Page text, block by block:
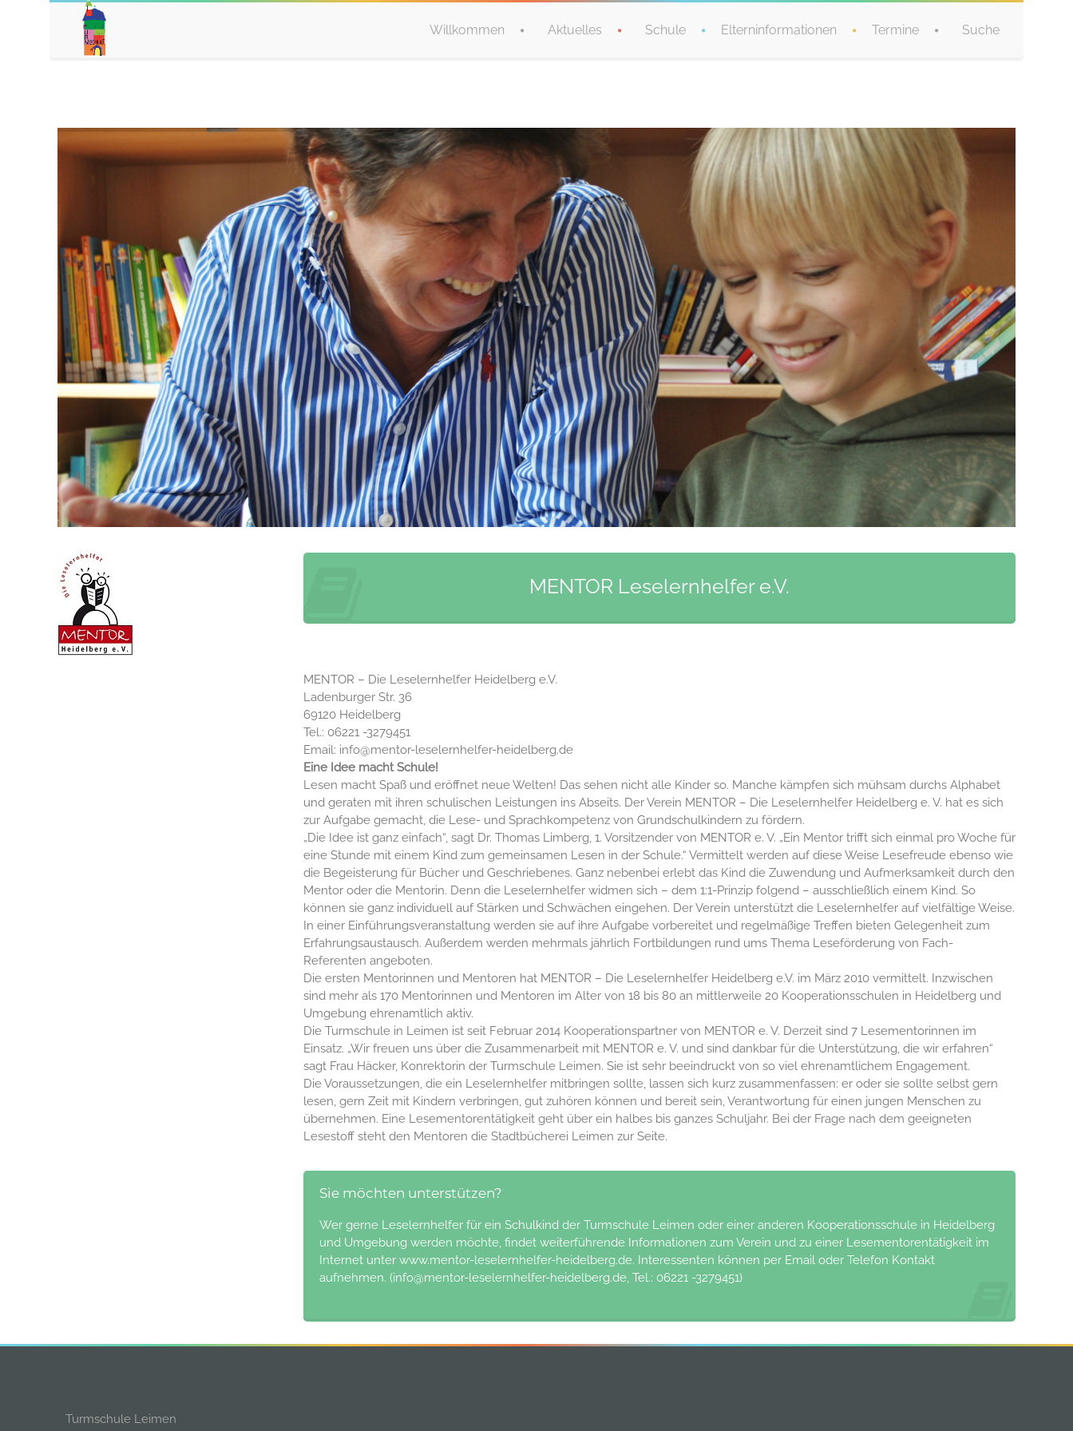
Willkommen Aktuelles Schule Elterninformationen Termine Suche
MENTOR Leselernhelfer e.V.
MENTOR – Die Leselernhelfer Heidelberg e.V.
Ladenburger Str. 36
69120 Heidelberg
Tel.: 06221 -3279451
Email: info@mentor-leselernhelfer-heidelberg.de
Eine Idee macht Schule!
Lesen macht Spaß und eröffnet neue Welten! Das sehen nicht alle Kinder so. Manche kämpfen sich mühsam durchs Alphabet
und geraten mit ihren schulischen Leistungen ins Abseits. Der Verein MENTOR – Die Leselernhelfer Heidelberg e. V. hat es sich
zur Aufgabe gemacht, die Lese- und Sprachkompetenz von Grundschulkindern zu fördern.
„Die Idee ist ganz einfach“, sagt Dr. Thomas Limberg, 1. Vorsitzender von MENTOR e. V. „Ein Mentor trifft sich einmal pro Woche für
eine Stunde mit einem Kind zum gemeinsamen Lesen in der Schule.“ Vermittelt werden auf diese Weise Lesefreude ebenso wie
die Begeisterung für Bücher und Geschriebenes. Ganz nebenbei erlebt das Kind die Zuwendung und Aufmerksamkeit durch den
Mentor oder die Mentorin. Denn die Leselernhelfer widmen sich – dem 1:1-Prinzip folgend – ausschließlich einem Kind. So
können sie ganz individuell auf Stärken und Schwächen eingehen. Der Verein unterstützt die Leselernhelfer auf vielfältige Weise.
In einer Einführungsveranstaltung werden sie auf ihre Aufgabe vorbereitet und regelmäßige Treffen bieten Gelegenheit zum
Erfahrungsaustausch. Außerdem werden mehrmals jährlich Fortbildungen rund ums Thema Leseförderung von Fach-
Referenten angeboten.
Die ersten Mentorinnen und Mentoren hat MENTOR – Die Leselernhelfer Heidelberg e.V. im März 2010 vermittelt. Inzwischen
sind mehr als 170 Mentorinnen und Mentoren im Alter von 18 bis 80 an mittlerweile 20 Kooperationsschulen in Heidelberg und
Umgebung ehrenamtlich aktiv.
Die Turmschule in Leimen ist seit Februar 2014 Kooperationspartner von MENTOR e. V. Derzeit sind 7 Lesementorinnen im
Einsatz. „Wir freuen uns über die Zusammenarbeit mit MENTOR e. V. und sind dankbar für die Unterstützung, die wir erfahren“
sagt Frau Häcker, Konrektorin der Turmschule Leimen. Sie ist sehr beeindruckt von so viel ehrenamtlichem Engagement.
Die Voraussetzungen, die ein Leselernhelfer mitbringen sollte, lassen sich kurz zusammenfassen: er oder sie sollte selbst gern
lesen, gern Zeit mit Kindern verbringen, gut zuhören können und bereit sein, Verantwortung für einen jungen Menschen zu
übernehmen. Eine Lesementorentätigkeit geht über ein halbes bis ganzes Schuljahr. Bei der Frage nach dem geeigneten
Lesestoff steht den Mentoren die Stadtbücherei Leimen zur Seite.
Sie möchten unterstützen?
Wer gerne Leselernhelfer für ein Schulkind der Turmschule Leimen oder einer anderen Kooperationsschule in Heidelberg
und Umgebung werden möchte, findet weiterführende Informationen zum Verein und zu einer Lesementorentätigkeit im
Internet unter www.mentor-leselernhelfer-heidelberg.de. Interessenten können per Email oder Telefon Kontakt
aufnehmen. (info@mentor-leselernhelfer-heidelberg.de, Tel.: 06221 -3279451)
Turmschule Leimen